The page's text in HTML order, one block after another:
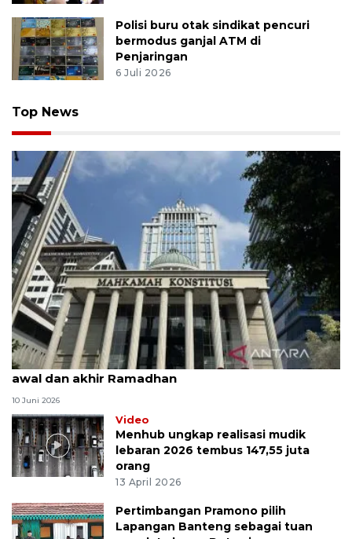
Polisi buru otak sindikat pencuri
bermodus ganjal ATM di
Penjaringan
6 Juli 2026
Top News
MK uji materi UU Peradilan Agama perihal isbat
awal dan akhir Ramadhan
10 Juni 2026
Video
Menhub ungkap realisasi mudik
lebaran 2026 tembus 147,55 juta
orang
13 April 2026
Pertimbangan Pramono pilih
Lapangan Banteng sebagai tuan